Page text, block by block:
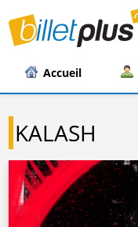
Accueil
KALASH